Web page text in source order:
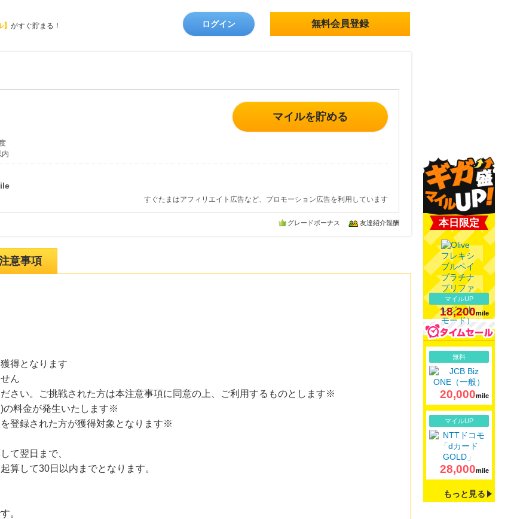
がすぐ貯まる！ ログイン 無料会員登録
内
マイルを貯める
すぐたまはアフィリエイト広告など、プロモーション広告を利用しています
グレードボーナス 友達紹介報酬
意事項
得となります
ん
さい。ご挑戦された方は本注意事項に同意の上、ご利用するものとします※
料金が発生いたします※
登録された方が獲得対象となります※
て翌日まで、
算して30日以内までとなります。
。
本日限定
マイルUP
18,200mile
無料
20,000mile
マイルUP
28,000mile
もっと見る